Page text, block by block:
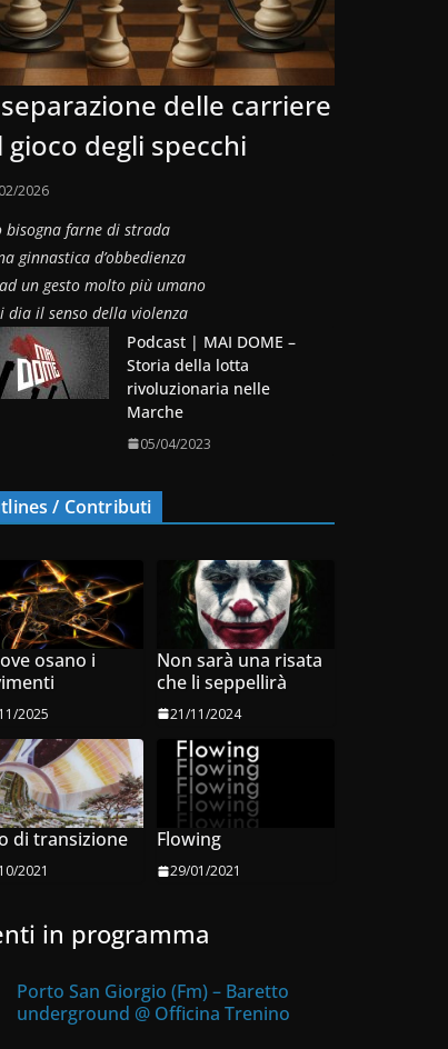
delle carriere
gioco degli specchi
2026
bisogna farne di strada
ginnastica d’obbedienza
un gesto molto più umano
dia il senso della violenza
Podcast | MAI DOME –
Storia della lotta
rivoluzionaria nelle
Marche
05/04/2023
/ Contributi
osano i
2025
Non sarà una risata
che li seppellirà
21/11/2024
di transizione
2021
Flowing
29/01/2021
in programma
Porto San Giorgio (Fm) – Baretto
underground @ Officina Trenino